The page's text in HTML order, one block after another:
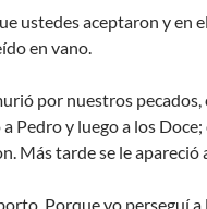
ustedes aceptaron y en
en vano.
por nuestros
Pedro y luego a los
Más tarde se le
Porque yo perseguí